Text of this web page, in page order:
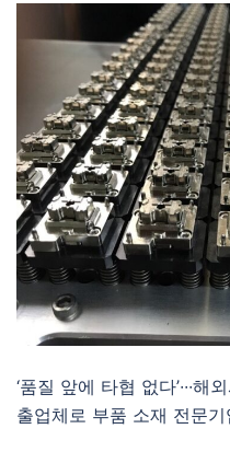
‘품질 앞에 타협 없다’∙∙∙
출업체로 부품 소재 전문